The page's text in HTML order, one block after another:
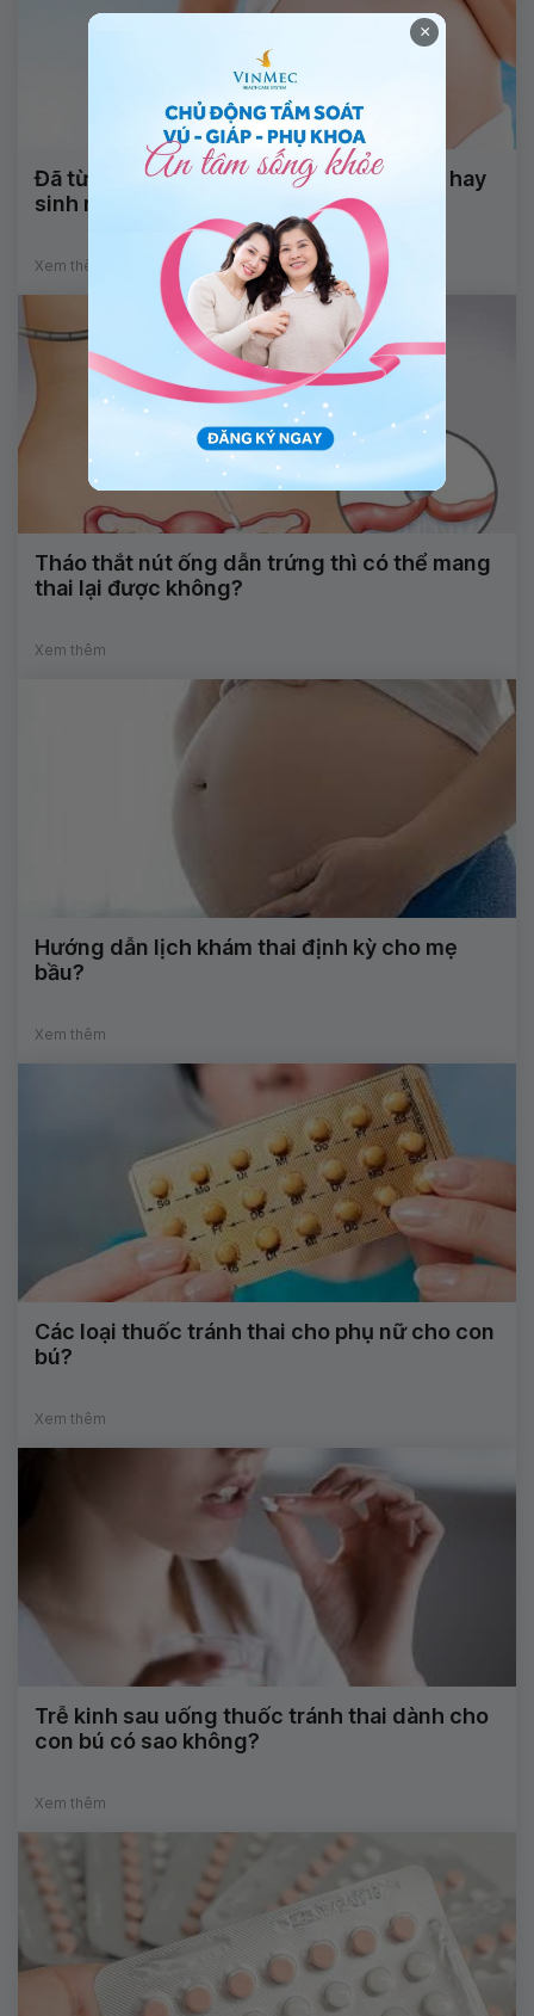
Đã từng bị băng huyết: Nên sinh thường hay
sinh mổ?
Xem thêm
Tháo thắt nút ống dẫn trứng thì có thể mang
thai lại được không?
Xem thêm
Hướng dẫn lịch khám thai định kỳ cho mẹ
bầu?
Xem thêm
Các loại thuốc tránh thai cho phụ nữ cho con
bú?
Xem thêm
Trễ kinh sau uống thuốc tránh thai dành cho
con bú có sao không?
Xem thêm
×